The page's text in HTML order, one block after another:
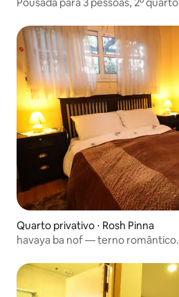
Pousada para 3 pessoas, 2º quarto
Quarto privativo ⋅ Rosh Pinna
havaya ba nof — terno romântico.